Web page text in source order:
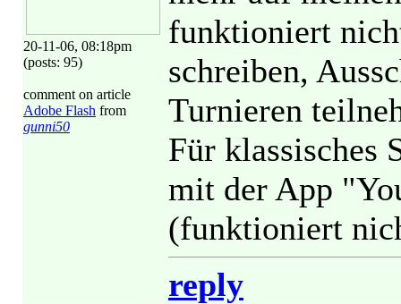
20-11-06, 08:18pm
(posts: 95)
comment on article
Adobe Flash from
gunni50
funktioniert
schreiben,
Turnieren
Für klassisches
mit der App
(funktioniert
reply